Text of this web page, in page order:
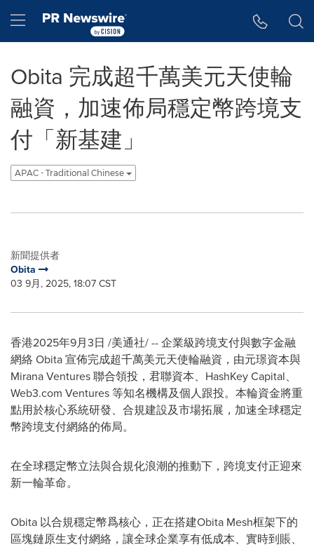
Hamburger menu
Obita 完成超千萬美元天使輪
融資，加速佈局穩定幣跨境支
付「新基建」
APAC - Traditional Chinese
新聞提供者
Obita
03 9月, 2025, 18:07 CST
香港2025年9月3日 /美通社/ -- 企業級跨境支付與數字金融
網絡 Obita 宣佈完成超千萬美元天使輪融資，由元璟資本與
Mirana Ventures 聯合領投，君聯資本、HashKey Capital、
Web3.com Ventures 等知名機構及個人跟投。本輪資金將重
點用於核心系統研發、合規建設及市場拓展，加速全球穩定
幣跨境支付網絡的佈局。
在全球穩定幣立法與合規化浪潮的推動下，跨境支付正迎來
新一輪革命。
Obita 以合規穩定幣爲核心，正在搭建Obita Mesh框架下的
區塊鏈原生支付網絡，讓全球企業享有低成本、實時到賬、